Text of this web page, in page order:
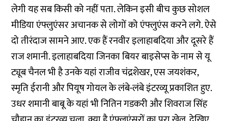
लेगी यह सब किसी को नहीं पता. लेकिन इसी बीच कुछ सोशल
मीडिया एंफ्लुएंसर अचानक से लोगों को एंफ्लुएंस करने लगे. ऐसे
दो तीरंदाज सामने आए. एक हैं रनवीर इलाहाबदिया और दूसरे हैं
राज शमानी. इलाहाबदिया जिनका बियर बाइसेप्स के नाम से यू
ट्यूब चैनल भी है उनके यहां राजीव चंद्रशेखर, एस जयशंकर,
स्मृति ईरानी और पियूष गोयल के लंबे-लंबे इंटरव्यू प्रकाशित हुए.
उधर शमानी बाबू के यहां भी नितिन गडकरी और शिवराज सिंह